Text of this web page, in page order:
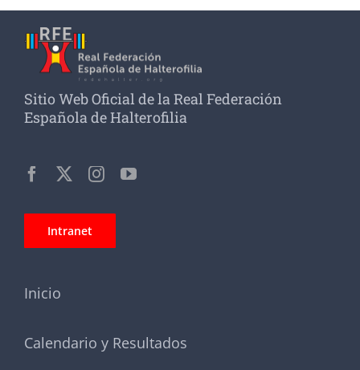
Sitio Web Oficial de la Real Federación
Española de Halterofilia
Intranet
Inicio
Calendario y Resultados